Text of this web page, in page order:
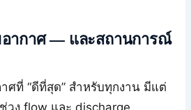
อากาศ — และสถานการณ์
ศที่ “ดีที่สุด” สำหรับทุกงาน มีแต่
วง flow และ discharge